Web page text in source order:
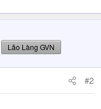
Lão Làng GVN
#2